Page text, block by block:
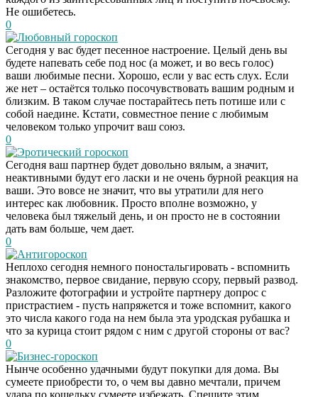
Не ошибетесь.
0
Любовный гороскоп
Сегодня у вас будет песенное настроение. Целый день вы
будете напевать себе под нос (а может, и во весь голос)
ваши любимые песни. Хорошо, если у вас есть слух. Если
же нет – остаётся только посочувствовать вашим родным и
близким. В таком случае постарайтесь петь потише или с
собой наедине. Кстати, совместное пение с любимым
человеком только упрочит ваш союз.
0
Эротический гороскоп
Сегодня ваш партнер будет довольно вялым, а значит,
неактивными будут его ласки и не очень бурной реакция на
ваши. Это вовсе не значит, что вы утратили для него
интерес как любовник. Просто вполне возможно, у
человека был тяжелый день, и он просто не в состоянии
дать вам больше, чем дает.
0
Антигороскоп
Неплохо сегодня немного поностальгировать - вспомнить
знакомство, первое свидание, первую ссору, первый развод.
Разложите фотографии и устройте партнеру допрос с
пристрастием - пусть напряжется и тоже вспомнит, какого
это числа какого года на нем была эта уродская рубашка и
что за курица стоит рядом с ним с другой стороны от вас?
0
Бизнес-гороскоп
Нынче особенно удачными будут покупки для дома. Вы
сумеете приобрести то, о чем вы давно мечтали, причем
удара по кошельку сумеете избежать. Спешите этим